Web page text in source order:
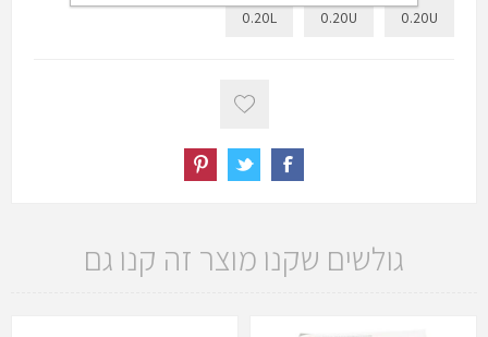
0.20U
0.20U
0.20L
גולשים שקנו מוצר זה קנו גם